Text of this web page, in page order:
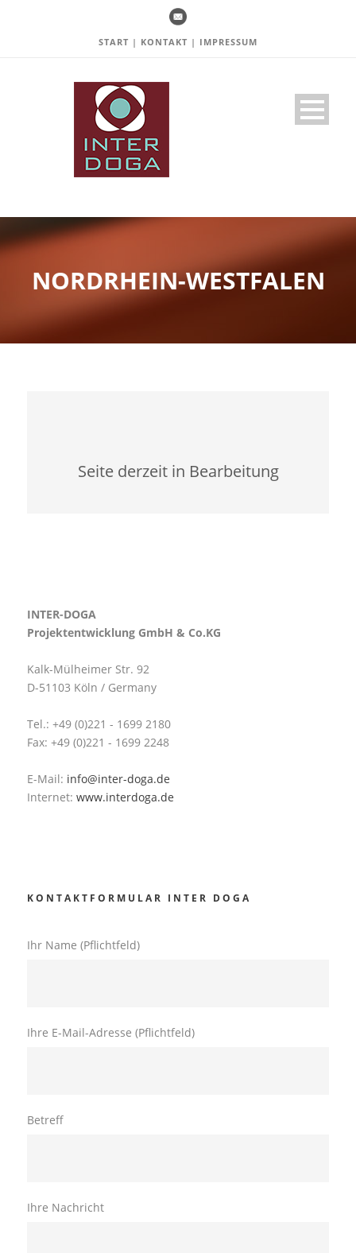
START | KONTAKT | IMPRESSUM
NORDRHEIN-WESTFALEN
Seite derzeit in Bearbeitung
INTER-DOGA
Projektentwicklung GmbH & Co.KG
Kalk-Mülheimer Str. 92
D-51103 Köln / Germany
Tel.: +49 (0)221 - 1699 2180
Fax: +49 (0)221 - 1699 2248
E-Mail: info@inter-doga.de
Internet: www.interdoga.de
KONTAKTFORMULAR INTER DOGA
Ihr Name (Pflichtfeld)
Ihre E-Mail-Adresse (Pflichtfeld)
Betreff
Ihre Nachricht